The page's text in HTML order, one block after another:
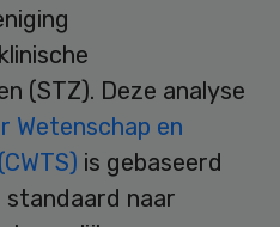
(STZ). Deze analyse
Wetenschap en
is gebaseerd
standaard naar